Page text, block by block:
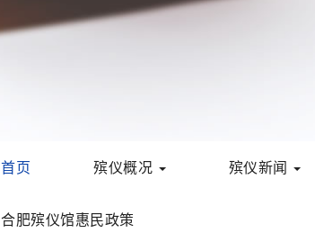
首页 殡仪概况 殡仪新闻
合肥殡仪馆惠民政策